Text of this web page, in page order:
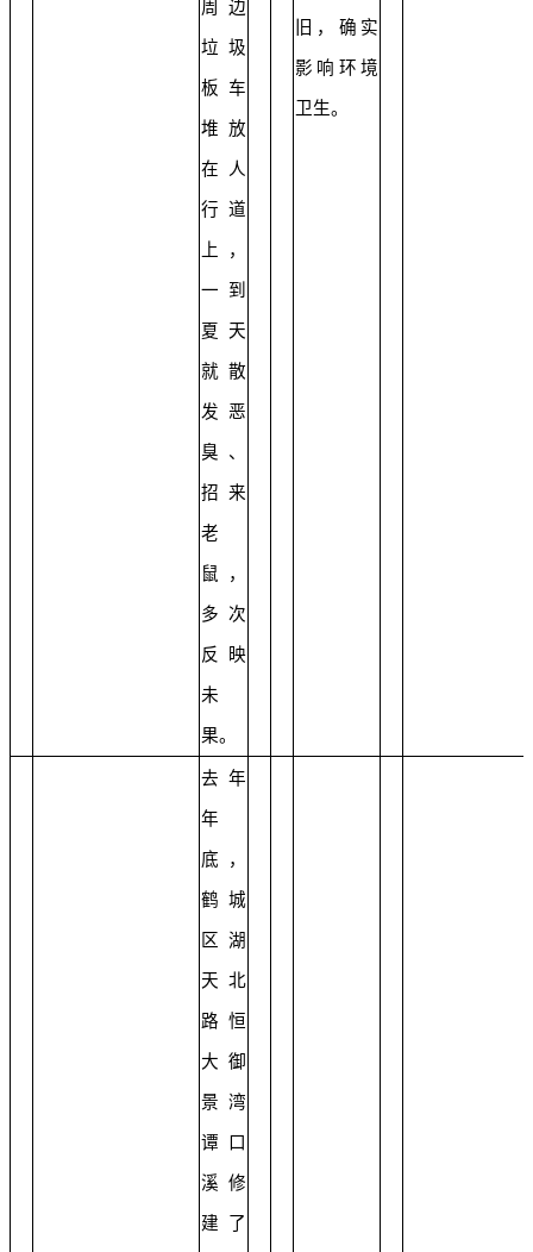
周边
垃圾
板车
堆放
在人
行道
上，
一到
夏天
就散
发恶
臭、
招来
老
鼠，
多次
反映
未
果。
旧，确实
影响环境
卫生。
去年
年
底，
鹤城
区湖
天北
路恒
大御
景湾
谭口
溪修
建了